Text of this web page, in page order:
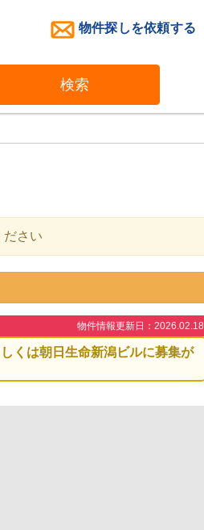
物件探しを依頼する
検索
ださい
物件情報更新日：2026.02.18
くは朝日生命新潟ビルに募集が